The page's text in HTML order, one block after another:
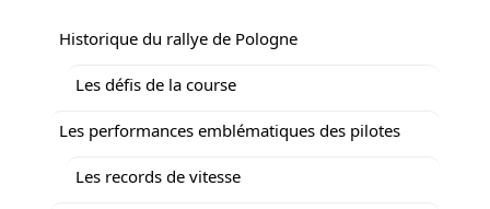
Historique du rallye de Pologne
Les défis de la course
Les performances emblématiques des pilotes
Les records de vitesse